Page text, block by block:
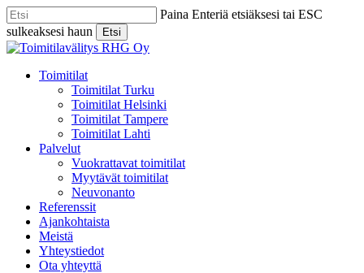
Skip
to
main
content
Paina Enteriä etsiäksesi tai ESC
sulkeaksesi haun
Etsi
Close
Menu
Toimitilat
Toimitilat Turku
Toimitilat Helsinki
Toimitilat Tampere
Toimitilat Lahti
Palvelut
Vuokrattavat toimitilat
Myytävät toimitilat
Neuvonanto
Referenssit
Ajankohtaista
Meistä
Yhteystiedot
Ota yhteyttä